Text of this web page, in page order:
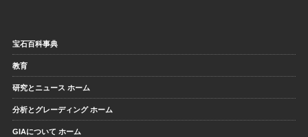
宝石百科事典
教育
研究とニュース ホーム
分析とグレーディング ホーム
GIAについて ホーム